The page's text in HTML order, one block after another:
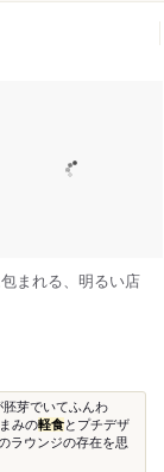
まれる、明るい店
胚芽でいてふんわ
みの軽食とプチデザ
ラウンジの存在を思